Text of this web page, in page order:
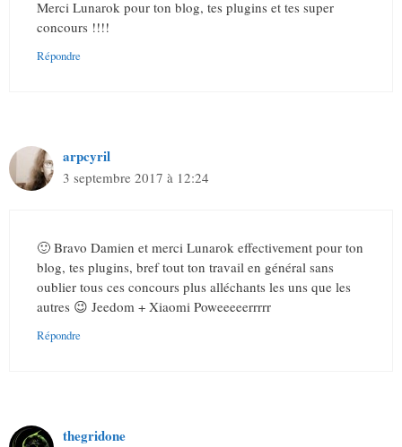
Merci Lunarok pour ton blog, tes plugins et tes super
concours !!!!
Répondre
arpcyril
3 septembre 2017 à 12:24
🙂 Bravo Damien et merci Lunarok effectivement pour ton
blog, tes plugins, bref tout ton travail en général sans
oublier tous ces concours plus alléchants les uns que les
autres 😉 Jeedom + Xiaomi Poweeeeerrrrr
Répondre
thegridone